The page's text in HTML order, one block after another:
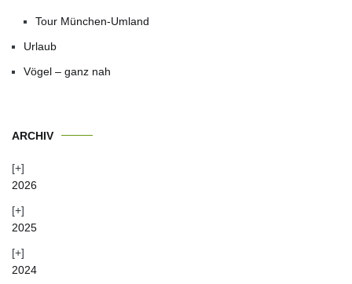
Tour München-Umland
Urlaub
Vögel – ganz nah
ARCHIV
2026
2025
2024